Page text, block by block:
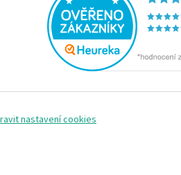
nastavení cookies